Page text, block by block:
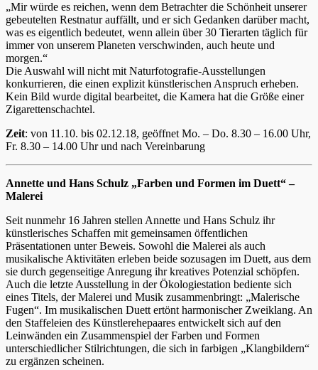
„Mir würde es reichen, wenn dem Betrachter die Schönheit unserer
gebeutelten Restnatur auffällt, und er sich Gedanken darüber macht,
was es eigentlich bedeutet, wenn allein über 30 Tierarten täglich für
immer von unserem Planeten verschwinden, auch heute und
morgen.“
Die Auswahl will nicht mit Naturfotografie-Ausstellungen
konkurrieren, die einen explizit künstlerischen Anspruch erheben.
Kein Bild wurde digital bearbeitet, die Kamera hat die Größe einer
Zigarettenschachtel.
Zeit: von 11.10. bis 02.12.18, geöffnet Mo. – Do. 8.30 – 16.00 Uhr,
Fr. 8.30 – 14.00 Uhr und nach Vereinbarung
Annette und Hans Schulz „Farben und Formen im Duett“ –
Malerei
Seit nunmehr 16 Jahren stellen Annette und Hans Schulz ihr
künstlerisches Schaffen mit gemeinsamen öffentlichen
Präsentationen unter Beweis. Sowohl die Malerei als auch
musikalische Aktivitäten erleben beide sozusagen im Duett, aus dem
sie durch gegenseitige Anregung ihr kreatives Potenzial schöpfen.
Auch die letzte Ausstellung in der Ökologiestation bediente sich
eines Titels, der Malerei und Musik zusammenbringt: „Malerische
Fugen“. Im musikalischen Duett ertönt harmonischer Zweiklang. An
den Staffeleien des Künstlerehepaares entwickelt sich auf den
Leinwänden ein Zusammenspiel der Farben und Formen
unterschiedlicher Stilrichtungen, die sich in farbigen „Klangbildern“
zu ergänzen scheinen.